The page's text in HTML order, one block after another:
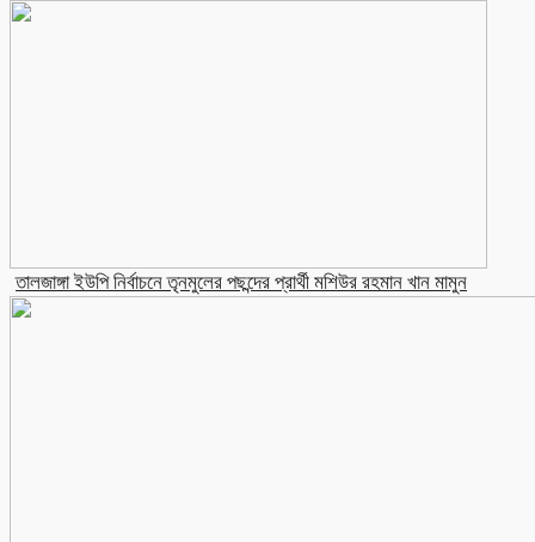
তালজাঙ্গা ইউপি নির্বাচনে তৃনমুলের পছন্দের প্রার্থী মশিউর রহমান খান মামুন